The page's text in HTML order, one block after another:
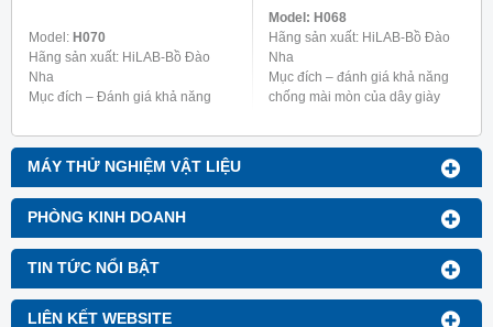
MÁY THỬ NGHIỆM VẬT LIỆU
PHÒNG KINH DOANH
TIN TỨC NỔI BẬT
LIÊN KẾT WEBSITE
Model: H070
Hãng sản xuất: HiLAB-Bồ Đào
Nha
Mục đích – Đánh giá khả năng
dép và găng tay bằng cưa máy
cầm tay.
Model: H068
Hãng sản xuất: HiLAB-Bồ Đào
Nha
Mục đích – đánh giá khả năng
chống mài mòn của dây giày
xâu tiêu chuẩn, theo BS